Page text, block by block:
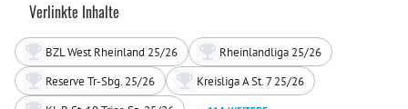
Verlinkte Inhalte
BZL West Rheinland 25/26
Rheinlandliga 25/26
Reserve Tr-Sbg. 25/26
Kreisliga A St. 7 25/26